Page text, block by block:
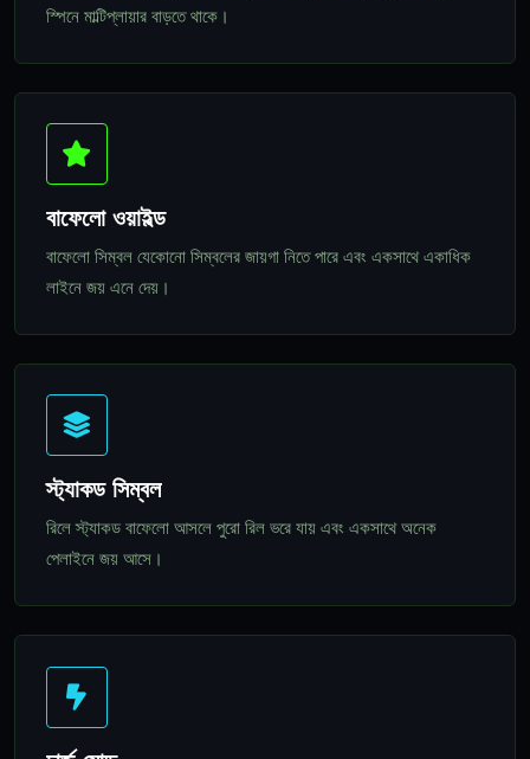
স্পিনে মাল্টিপ্লায়ার বাড়তে থাকে।
বাফেলো ওয়াইল্ড
বাফেলো সিম্বল যেকোনো সিম্বলের জায়গা নিতে পারে এবং একসাথে একাধিক
লাইনে জয় এনে দেয়।
স্ট্যাকড সিম্বল
রিলে স্ট্যাকড বাফেলো আসলে পুরো রিল ভরে যায় এবং একসাথে অনেক
পেলাইনে জয় আসে।